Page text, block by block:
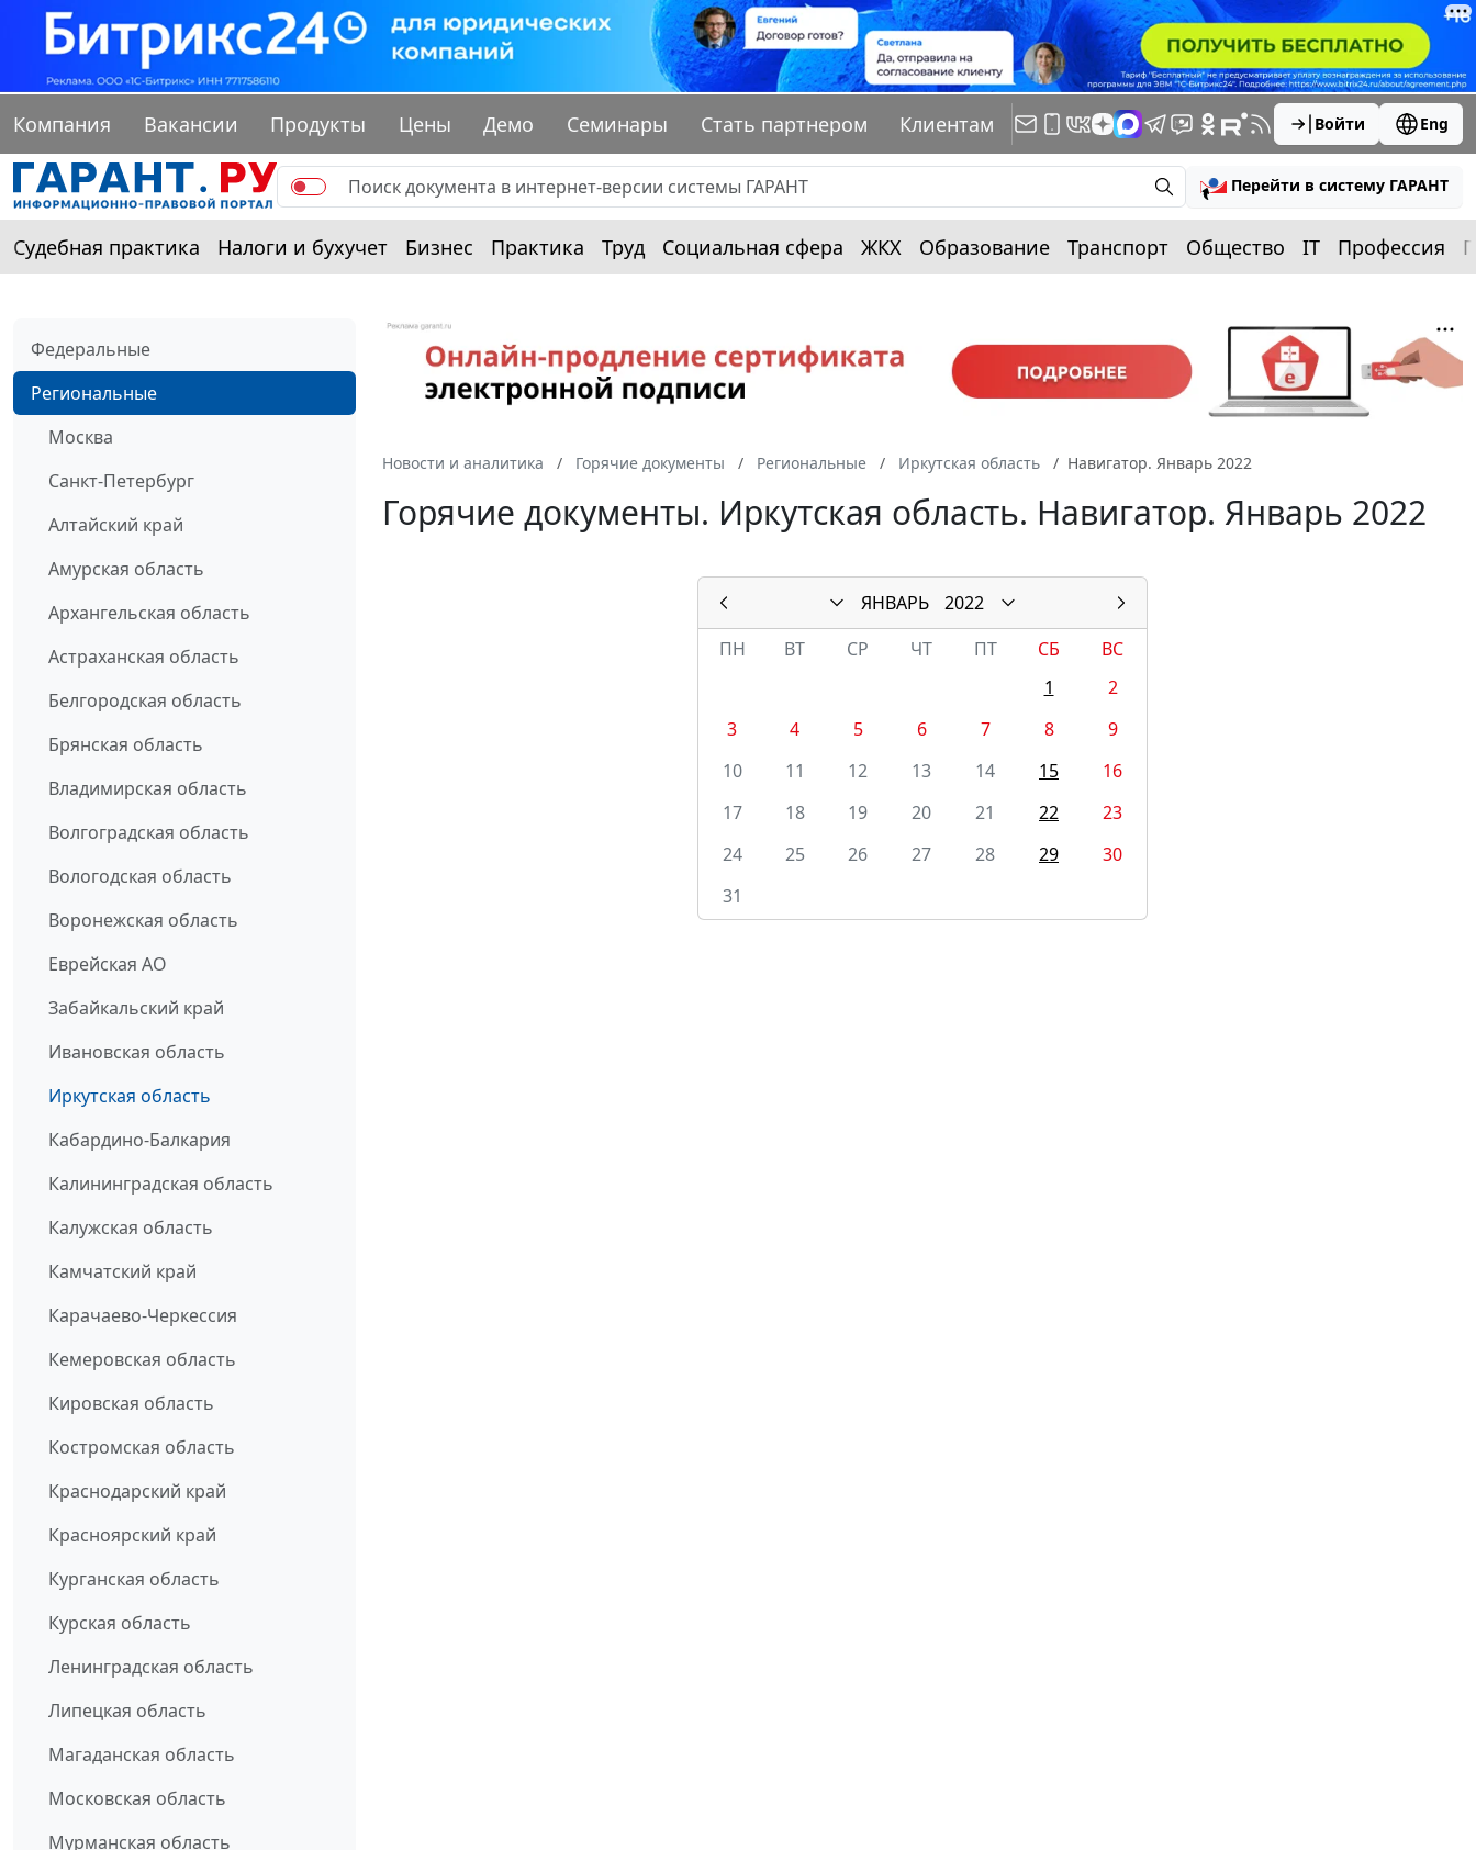
Компания Вакансии Продукты Цены Демо Семинары Стать партнером Клиентам Войти Eng
Перейти в систему ГАРАНТ
Судебная практика Налоги и бухучет Бизнес Практика Труд Социальная сфера ЖКХ Образование Транспорт Общество IT Профессия
Федеральные
Региональные
Москва
Санкт-Петербург
Алтайский край
Амурская область
Архангельская область
Астраханская область
Белгородская область
Брянская область
Владимирская область
Волгоградская область
Вологодская область
Воронежская область
Еврейская АО
Забайкальский край
Ивановская область
Иркутская область
Кабардино-Балкария
Калининградская область
Калужская область
Камчатский край
Карачаево-Черкессия
Кемеровская область
Кировская область
Костромская область
Краснодарский край
Красноярский край
Курганская область
Курская область
Ленинградская область
Липецкая область
Магаданская область
Московская область
Мурманская область
Новости и аналитика Горячие документы Региональные Иркутская область Навигатор. Январь 2022
Горячие документы. Иркутская область. Навигатор. Январь 2022
ЯНВАРЬ
2022
ПН
ВТ СР ЧТ ПТ СБ
ВС
1
2
3
4 5 6 7 8
9
10
11 12 13 14 15
16
17
18 19 20 21 22
23
24
25 26 27 28 29
30
31